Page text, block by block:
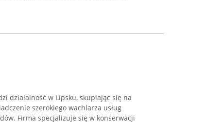
działalność w Lipsku, skupiając się na
szerokiego wachlarza usług
Firma specjalizuje się w konserwacji